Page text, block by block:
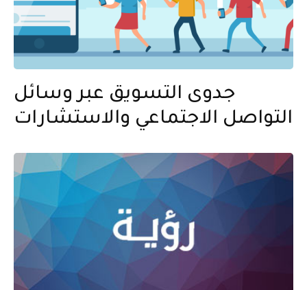
جدوى التسويق عبر وسائل
التواصل الاجتماعي والاستشارات